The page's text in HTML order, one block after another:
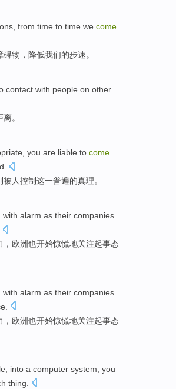
from time to time we come
碍物 ， 降低我们的步速。
contact with people on other
离。
you are liable to come
被人控制这一普遍的真理。
with alarm as their companies
，欧洲也开始惊慌地关注起事态
with alarm as their companies
，欧洲也开始惊慌地关注起事态
, into a computer system, you
thing.